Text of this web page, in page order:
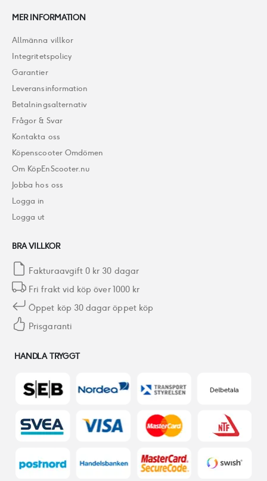
MER INFORMATION
Allmänna villkor
Integritetspolicy
Garantier
Leveransinformation
Betalningsalternativ
Frågor & Svar
Kontakta oss
Köpenscooter Omdömen
Om KöpEnScooter.nu
Jobba hos oss
Logga in
Logga ut
BRA VILLKOR
Fakturaavgift 0 kr 30 dagar
Fri frakt vid köp över 1000 kr
Öppet köp 30 dagar öppet köp
Prisgaranti
HANDLA TRYGGT